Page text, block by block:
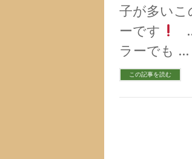
子が多い
ーです
ラーでも …
この記事を読む